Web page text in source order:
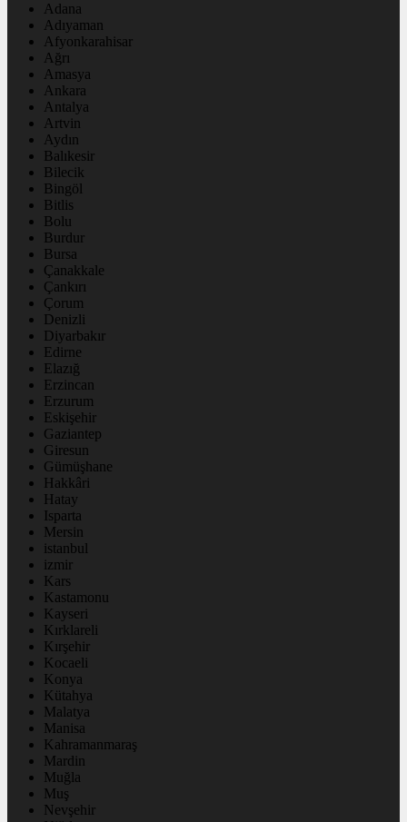
Adana
Adıyaman
Afyonkarahisar
Ağrı
Amasya
Ankara
Antalya
Artvin
Aydın
Balıkesir
Bilecik
Bingöl
Bitlis
Bolu
Burdur
Bursa
Çanakkale
Çankırı
Çorum
Denizli
Diyarbakır
Edirne
Elazığ
Erzincan
Erzurum
Eskişehir
Gaziantep
Giresun
Gümüşhane
Hakkâri
Hatay
Isparta
Mersin
istanbul
izmir
Kars
Kastamonu
Kayseri
Kırklareli
Kırşehir
Kocaeli
Konya
Kütahya
Malatya
Manisa
Kahramanmaraş
Mardin
Muğla
Muş
Nevşehir